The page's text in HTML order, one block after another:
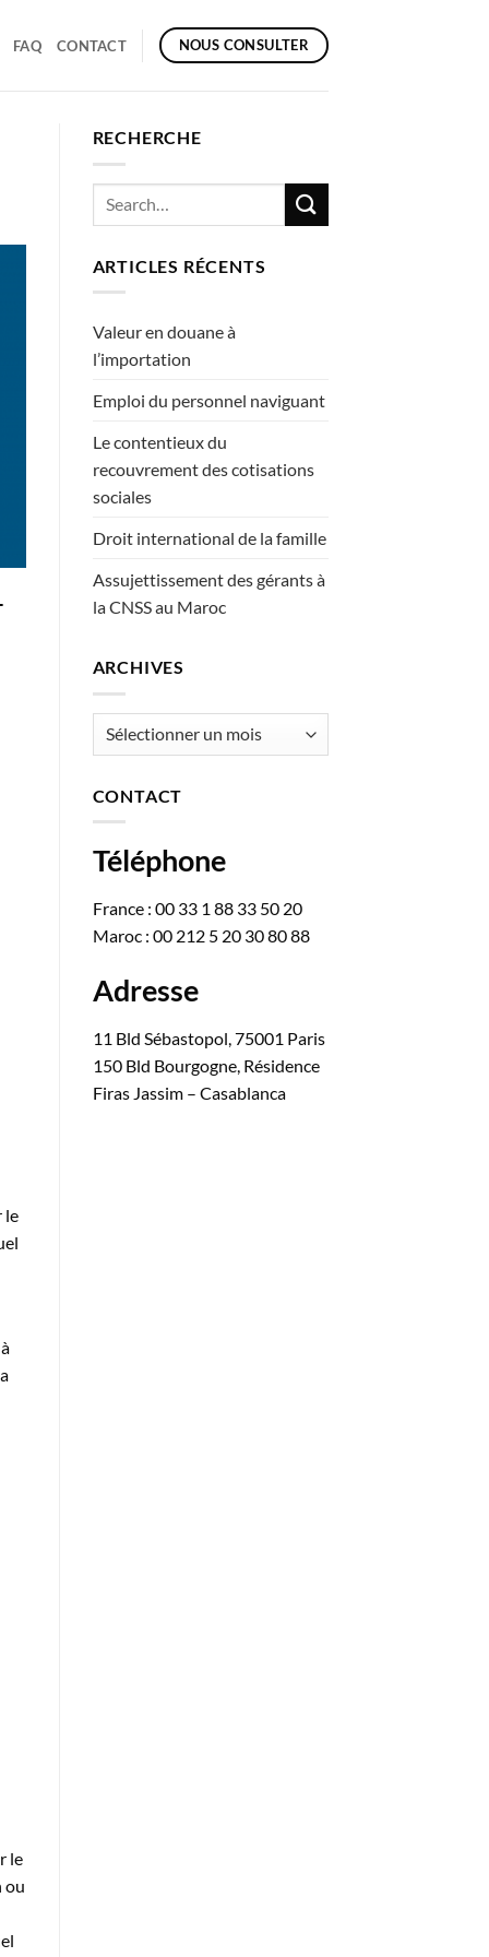
FAQ CONTACT NOUS CONSULTER
le
le
ou
RECHERCHE
ARTICLES RÉCENTS
Valeur en douane à
l’importation
Emploi du personnel naviguant
Le contentieux du
recouvrement des cotisations
sociales
Droit international de la famille
Assujettissement des gérants à
la CNSS au Maroc
ARCHIVES
Archives
CONTACT
Téléphone
France : 00 33 1 88 33 50 20
Maroc : 00 212 5 20 30 80 88
Adresse
11 Bld Sébastopol, 75001 Paris
150 Bld Bourgogne, Résidence
Firas Jassim – Casablanca